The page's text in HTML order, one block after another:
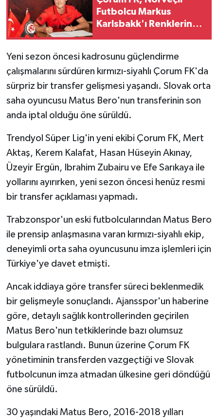
Futbolcu Markus
Karlsbakk'ı Renklerine
Yeni sezon öncesi kadrosunu güçlendirme
çalışmalarını sürdüren kırmızı-siyahlı Çorum FK'da
sürpriz bir transfer gelişmesi yaşandı. Slovak orta
saha oyuncusu Matus Bero'nun transferinin son
anda iptal olduğu öne sürüldü.
Trendyol Süper Lig'in yeni ekibi Çorum FK, Mert
Aktaş, Kerem Kalafat, Hasan Hüseyin Akınay,
Üzeyir Ergün, Ibrahim Zubairu ve Efe Sarıkaya ile
yollarını ayırırken, yeni sezon öncesi henüz resmi
bir transfer açıklaması yapmadı.
Trabzonspor'un eski futbolcularından Matus Bero
ile prensip anlaşmasına varan kırmızı-siyahlı ekip,
deneyimli orta saha oyuncusunu imza işlemleri için
Türkiye'ye davet etmişti.
Ancak iddiaya göre transfer süreci beklenmedik
bir gelişmeyle sonuçlandı. Ajansspor'un haberine
göre, detaylı sağlık kontrollerinden geçirilen
Matus Bero'nun tetkiklerinde bazı olumsuz
bulgulara rastlandı. Bunun üzerine Çorum FK
yönetiminin transferden vazgeçtiği ve Slovak
futbolcunun imza atmadan ülkesine geri döndüğü
öne sürüldü.
30 yaşındaki Matus Bero, 2016-2018 yılları